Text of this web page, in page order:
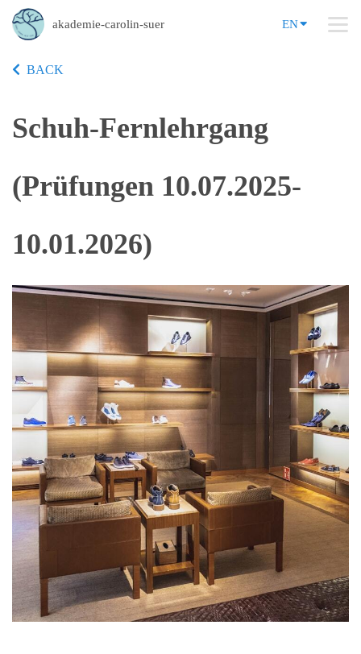
akademie-carolin-suer EN
BACK
Schuh-Fernlehrgang
(Prüfungen 10.07.2025-
10.01.2026)